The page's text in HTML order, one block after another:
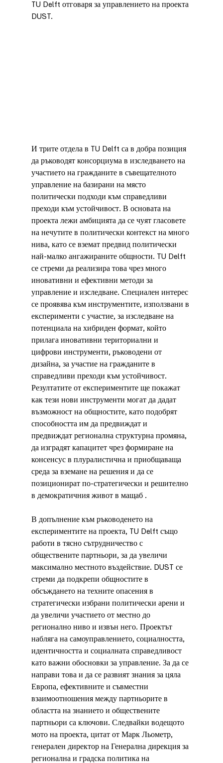
TU Delft отговаря за управлението на проекта
DUST.
И трите отдела в TU Delft са в добра позиция
да ръководят консорциума в изследването на
участието на гражданите в съвещателното
управление на базирани на място
политически подходи към справедливи
преходи към устойчивост. В основата на
проекта лежи амбицията да се чуят гласовете
на нечутите в политически контекст на много
нива, като се вземат предвид политически
най-малко ангажираните общности. TU Delft
се стреми да реализира това чрез много
иновативни и ефективни методи за
управление и изследване. Специален интерес
се проявява към инструментите, използвани в
експерименти с участие, за изследване на
потенциала на хибриден формат, който
прилага иновативни териториални и
цифрови инструменти, ръководени от
дизайна, за участие на гражданите в
справедливи преходи към устойчивост.
Резултатите от експериментите ще покажат
как тези нови инструменти могат да дадат
възможност на общностите, като подобрят
способността им да предвиждат и
предвиждат регионална структурна промяна,
да изградят капацитет чрез формиране на
консенсус в плуралистична и приобщаваща
среда за вземане на решения и да се
позиционират по-стратегически и решително
в демократичния живот в мащаб .
В допълнение към ръководенето на
експериментите на проекта, TU Delft също
работи в тясно сътрудничество с
обществените партньори, за да увеличи
максимално местното въздействие. DUST се
стреми да подкрепи общностите в
обсъждането на техните опасения в
стратегически избрани политически арени и
да увеличи участието от местно до
регионално ниво и извън него. Проектът
набляга на самоуправлението, социалността,
идентичността и социалната справедливост
като важни обосновки за управление. За да се
направи това и да се развият знания за цяла
Европа, ефективните и съвместни
взаимоотношения между партньорите в
областта на знанието и обществените
партньори са ключови. Следвайки водещото
мото на проекта, цитат от Марк Льометр,
генерален директор на Генерална дирекция за
регионална и градска политика на